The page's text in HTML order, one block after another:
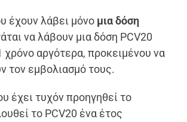
έχουν λάβει μόνο μια δόση
να λάβουν μια δόση PCV20
χρόνο αργότερα, προκειμένου να
τον εμβολιασμό τους.
έχει τυχόν προηγηθεί το
το PCV20 ένα έτος